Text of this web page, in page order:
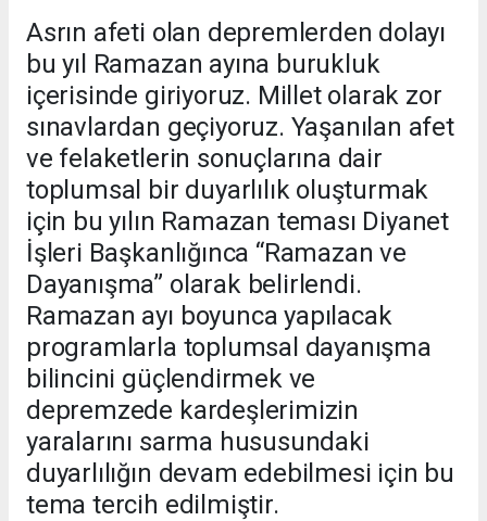
Asrın afeti olan depremlerden dolayı
bu yıl Ramazan ayına burukluk
içerisinde giriyoruz. Millet olarak zor
sınavlardan geçiyoruz. Yaşanılan afet
ve felaketlerin sonuçlarına dair
toplumsal bir duyarlılık oluşturmak
için bu yılın Ramazan teması Diyanet
İşleri Başkanlığınca “Ramazan ve
Dayanışma” olarak belirlendi.
Ramazan ayı boyunca yapılacak
programlarla toplumsal dayanışma
bilincini güçlendirmek ve
depremzede kardeşlerimizin
yaralarını sarma hususundaki
duyarlılığın devam edebilmesi için bu
tema tercih edilmiştir.